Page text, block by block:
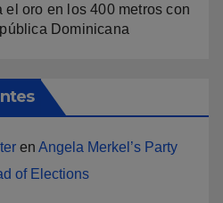
oro en los 400 metros con
Dominicana
en Angela Merkel’s Party
of Elections